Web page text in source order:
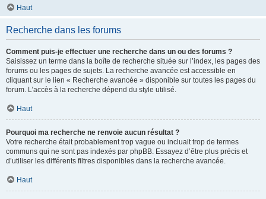
Haut
Recherche dans les forums
Comment puis-je effectuer une recherche dans un ou des forums ?
Saisissez un terme dans la boîte de recherche située sur l’index, les pages des
forums ou les pages de sujets. La recherche avancée est accessible en
cliquant sur le lien « Recherche avancée » disponible sur toutes les pages du
forum. L’accès à la recherche dépend du style utilisé.
Haut
Pourquoi ma recherche ne renvoie aucun résultat ?
Votre recherche était probablement trop vague ou incluait trop de termes
communs qui ne sont pas indexés par phpBB. Essayez d’être plus précis et
d’utiliser les différents filtres disponibles dans la recherche avancée.
Haut